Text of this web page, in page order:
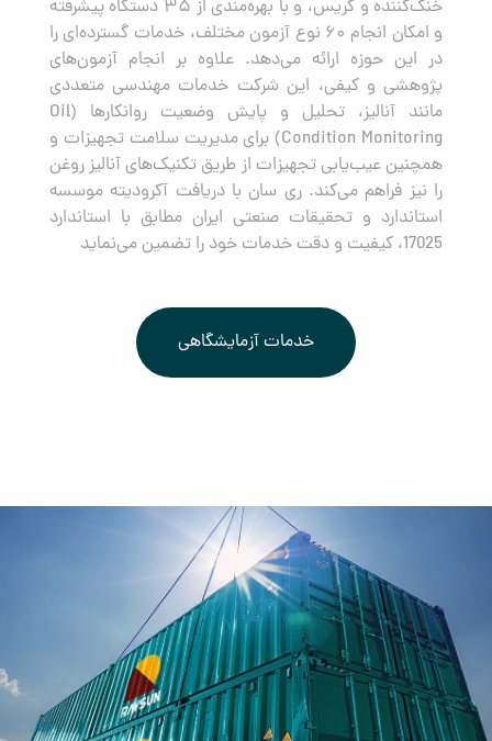
خنک‌کننده و گریس، و با بهره‌مندی از ۳۵ دستگاه پیشرفته
و امکان انجام ۶۰ نوع آزمون مختلف، خدمات گسترده‌ای را
در این حوزه ارائه می‌دهد. علاوه بر انجام آزمون‌های
پژوهشی و کیفی، این شرکت خدمات مهندسی متعددی
مانند آنالیز، تحلیل و پایش وضعیت روانکارها (Oil
Condition Monitoring) برای مدیریت سلامت تجهیزات و
همچنین عیب‌یابی تجهیزات از طریق تکنیک‌های آنالیز روغن
را نیز فراهم می‌کند. ری سان با دریافت آکرودیته موسسه
استاندارد و تحقیقات صنعتی ایران مطابق با استاندارد
17025، کیفیت و دقت خدمات خود را تضمین می‌نماید
خدمات آزمایشگاهی